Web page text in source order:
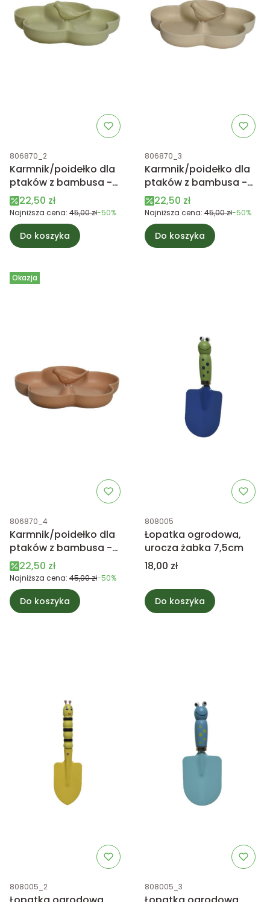
Kod produktu
806870_2
Karmnik/poidełko dla
ptaków z bambusa -
jasny zielony
Cena promocyjna
22,50 zł
Najniższa cena: 45,00 zł-50%
Do koszyka
Kod produktu
806870_3
Karmnik/poidełko dla
ptaków z bambusa -
beżowy
Cena promocyjna
22,50 zł
Najniższa cena: 45,00 zł-50%
Do koszyka
Okazja
Kod produktu
806870_4
Karmnik/poidełko dla
ptaków z bambusa -
brzoskwiniowy
Cena promocyjna
22,50 zł
Najniższa cena: 45,00 zł-50%
Do koszyka
Kod produktu
808005
Łopatka ogrodowa,
urocza żabka 7,5cm
Cena
18,00 zł
Do koszyka
Kod produktu
808005_2 Kod produktu
808005_3